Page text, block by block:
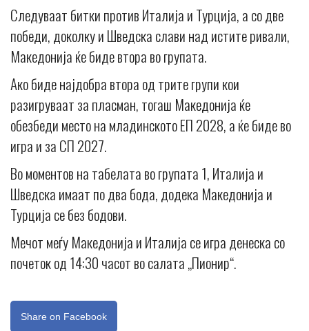
Следуваат битки против Италија и Турција, а со две
победи, доколку и Шведска слави над истите ривали,
Македонија ќе биде втора во групата.
Ако биде најдобра втора од трите групи кои
разигруваат за пласман, тогаш Македонија ќе
обезбеди место на младинското ЕП 2028, а ќе биде во
игра и за СП 2027.
Во моментов на табелата во групата 1, Италија и
Шведска имаат по два бода, додека Македонија и
Турција се без бодови.
Мечот меѓу Македонија и Италија се игра денеска со
почеток од 14:30 часот во салата „Пионир“.
Share on Facebook